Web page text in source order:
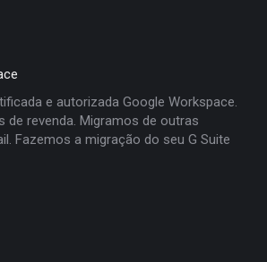
e autorizada Google Workspace.
de revenda. Migramos de outras
Fazemos a migração do seu G Suite